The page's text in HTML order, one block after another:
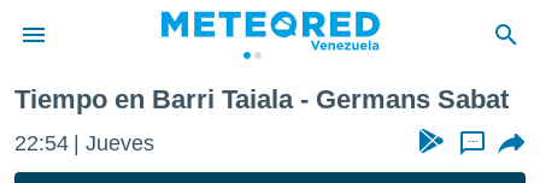
de
Tiempo en Barri Taiala - Germans Sabat
22:54 Jueves ...